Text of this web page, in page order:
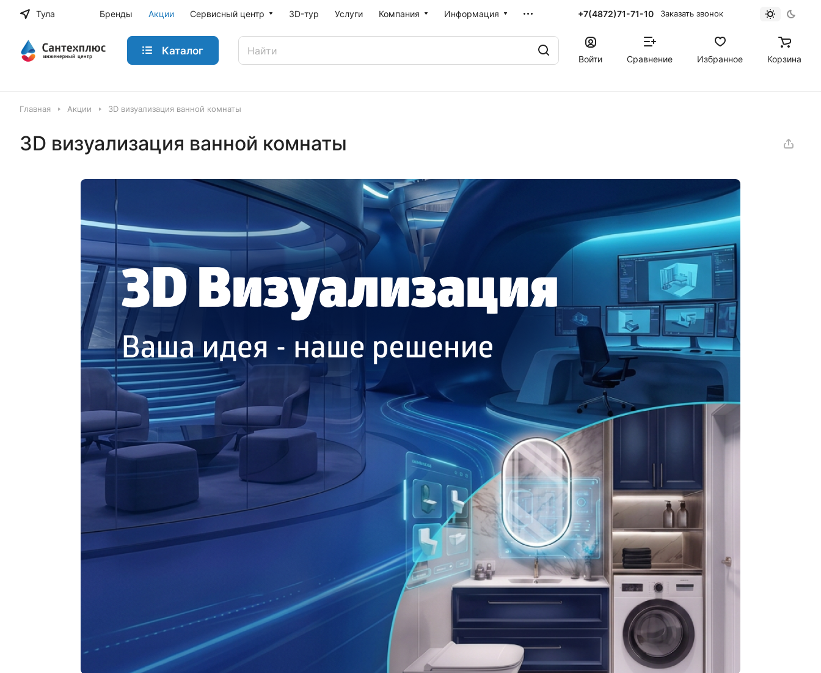
Тула Бренды Акции Сервисный центр 3D-тур Услуги Компания Информация +7(4872)71-71-10 Заказать звонок
Каталог
Войти Сравнение Избранное Корзина
Главная Акции 3D визуализация ванной комнаты
3D визуализация ванной комнаты